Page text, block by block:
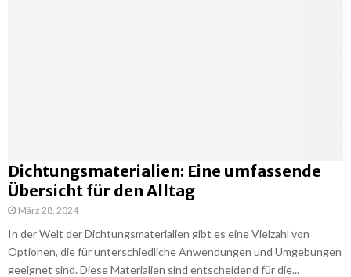
Dichtungsmaterialien: Eine umfassende
Übersicht für den Alltag
März 28, 2024
In der Welt der Dichtungsmaterialien gibt es eine Vielzahl von
Optionen, die für unterschiedliche Anwendungen und Umgebungen
geeignet sind. Diese Materialien sind entscheidend für die...